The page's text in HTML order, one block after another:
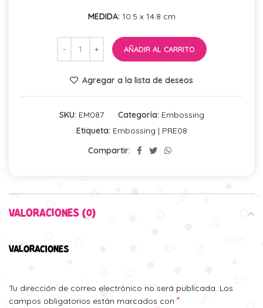
MEDIDA: 10.5 x 14.8 cm
AÑADIR AL CARRITO
Agregar a la lista de deseos
SKU: EM087 Categoría: Embossing
Etiqueta: Embossing | PRE08
Compartir:
VALORACIONES (0)
VALORACIONES
Tu dirección de correo electrónico no será publicada. Los
campos obligatorios están marcados con *